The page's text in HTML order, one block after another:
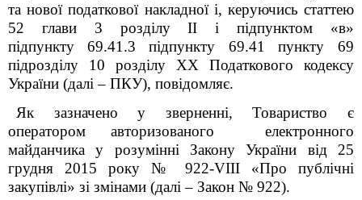
та нової податкової накладної і, керуючись статтею
52 глави 3 розділу ІІ і підпунктом «в»
підпункту
69.41.3 підпункту 69.41 пункту 69
підрозділу 10 розділу ХХ Податкового кодексу
України (далі – ПКУ), повідомляє.
Як зазначено у зверненні, Товариство є
оператором авторизованого електронного
майданчика у розумінні Закону України від 25
грудня 2015 року № 922-VIII«Про публічні
закупівлі» зі змінами (далі – Закон № 922).